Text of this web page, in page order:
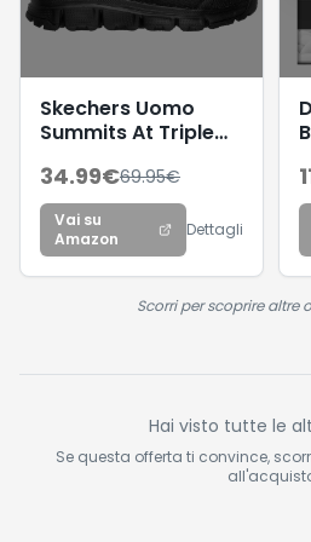
Skechers Uomo
Summits At Triple
Ginnastica, Black
Textile/Synthetic/Trim,
41.5 EU
34.99€69.95€
Vai su
Amazon
Dettagli
Scorri per scoprire altre
Hai visto tutte le
Se questa offerta ti convince,